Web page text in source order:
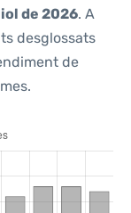
de 2026. A
desglossats
de